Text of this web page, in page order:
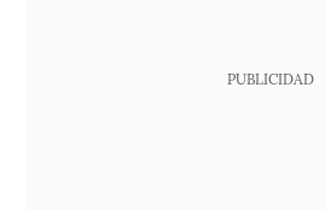
PUBLICIDAD